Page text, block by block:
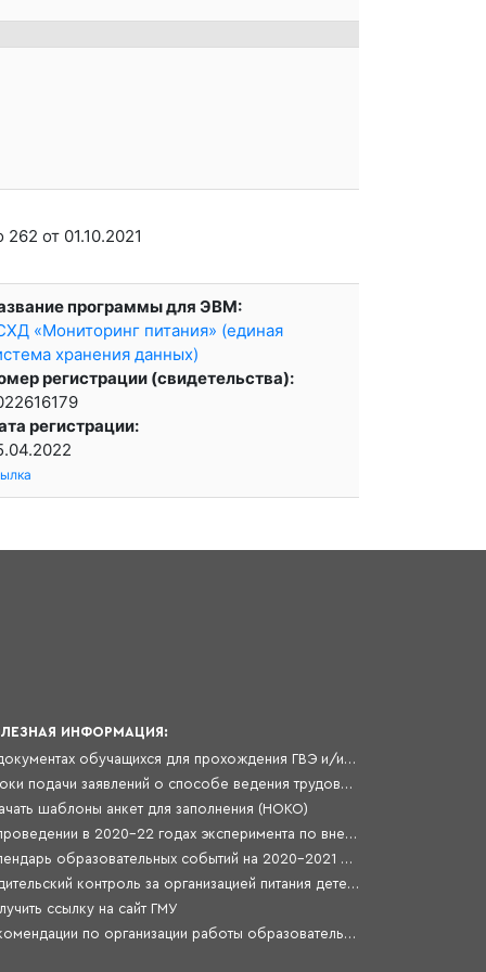
от 01.10.2021
программы для ЭВМ:
«Мониторинг питания» (единая
хранения данных)
регистрации (свидетельства):
регистрации:
ИНФОРМАЦИЯ:
О документах обучащихся для прохождения ГВЭ и/или ОГЭ, ГВЭ в особых условиях в 2021 году
Сроки подачи заявлений о способе ведения трудовой книжки
шаблоны анкет для заполнения (НОКО)
О проведении в 2020-22 годах эксперимента по внедрению целевой модели цифровой образовательной среды
Календарь образовательных событий на 2020-2021 учебный год
Родительский контроль за организацией питания детей в общеобразовательных организациях
ссылку на сайт ГМУ
Рекомендации по организации работы образовательных организаций в условиях сохранения рисков распространения COVID-19